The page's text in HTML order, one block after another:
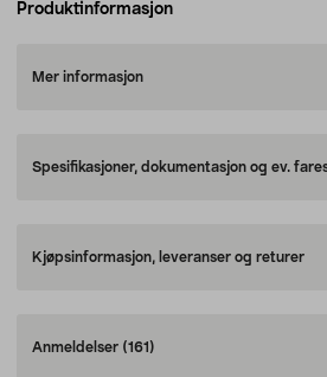
Produktinformasjon
Mer informasjon
Spesifikasjoner, dokumentasjon og ev.
Kjøpsinformasjon, leveranser og returer
Anmeldelser (161)